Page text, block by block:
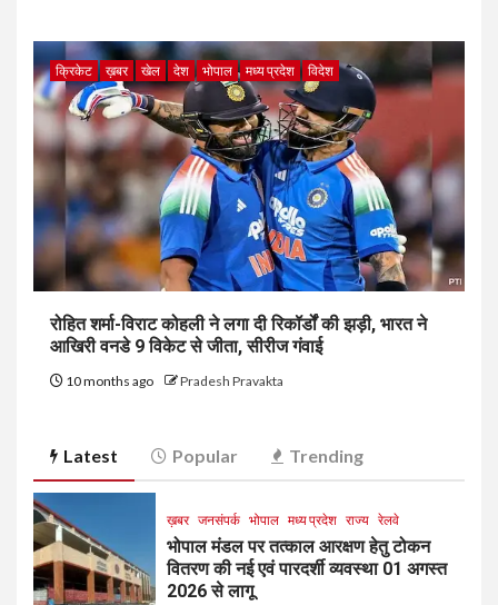
क्रिकेट ख़बर खेल देश भोपाल मध्य प्रदेश विदेश
रोहित शर्मा-विराट कोहली ने लगा दी रिकॉर्डों की झड़ी, भारत ने
आखिरी वनडे 9 विकेट से जीता, सीरीज गंवाई
10 months ago Pradesh Pravakta
Latest Popular Trending
ख़बर जनसंपर्क भोपाल मध्य प्रदेश राज्य रेलवे
भोपाल मंडल पर तत्काल आरक्षण हेतु टोकन
वितरण की नई एवं पारदर्शी व्यवस्था 01 अगस्त
2026 से लागू